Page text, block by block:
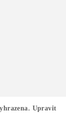
Upravit